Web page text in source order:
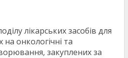
лікарських засобів для
на онкологічні та
закуплених за